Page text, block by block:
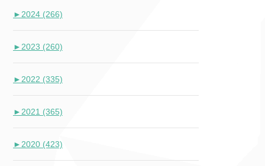
► 2024 (266)
► 2023 (260)
► 2022 (335)
► 2021 (365)
► 2020 (423)